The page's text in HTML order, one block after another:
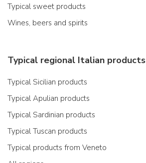
Typical sweet products
Wines, beers and spirits
Typical regional Italian products
Typical Sicilian products
Typical Apulian products
Typical Sardinian products
Typical Tuscan products
Typical products from Veneto